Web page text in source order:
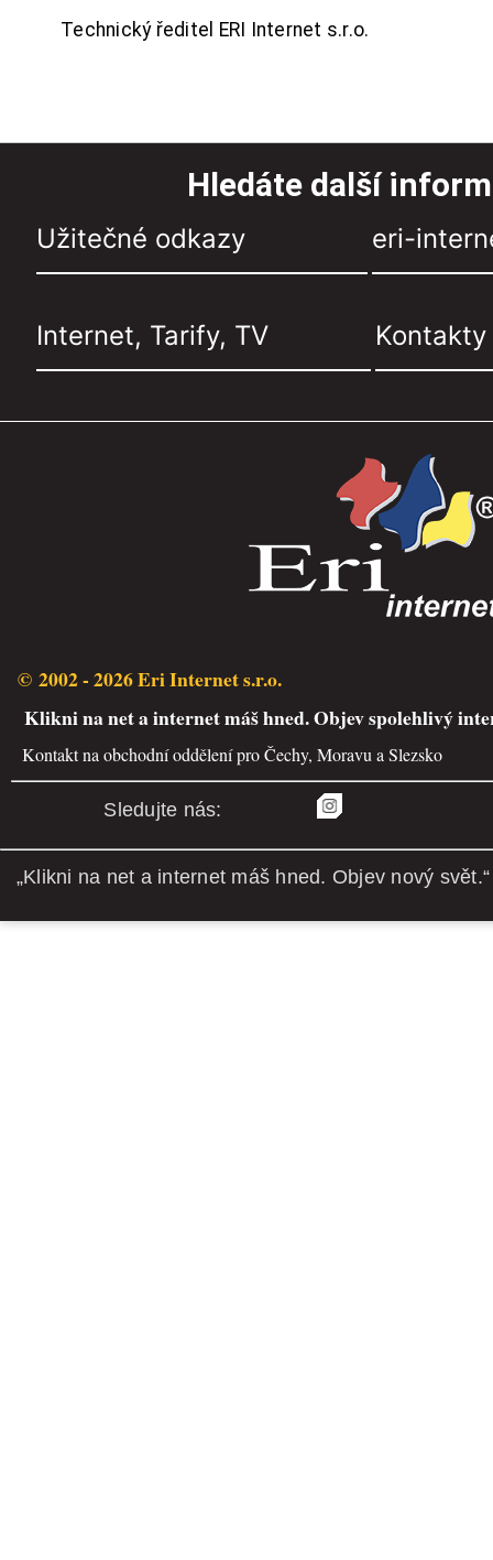
Technický ředitel ERI Internet s.r.o.
Hledáte další
Užitečné odkazy eri-
Internet, Tarify, TV Kontakty
© 2002 - 2026 Eri Internet s.r.o.
Klikni na net a internet máš hned. Objev spolehlivý
Kontakt na obchodní oddělení pro Čechy, Moravu a Slezsko
Sledujte nás:
„Klikni na net a internet máš hned. Objev nový svět.“